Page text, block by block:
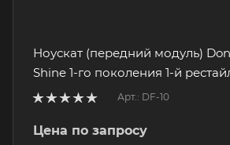
Ноускат (передний модуль)
Shine 1-го поколения 1-й
Арт.: DF-10
Цена по запросу